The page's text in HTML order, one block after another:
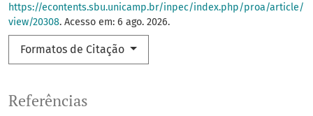
https://econtents.sbu.unicamp.br/inpec/index.php/proa/article/
view/20308. Acesso em: 6 ago. 2026.
Formatos de Citação
Referências